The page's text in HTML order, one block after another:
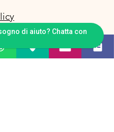
di aiuto? Chatta con